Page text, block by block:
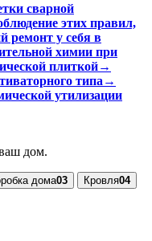
сварной
этих правил,
ремонт у себя в
химии при
плиткой→
типа →
утилизации
дом.
дома03 Кровля04